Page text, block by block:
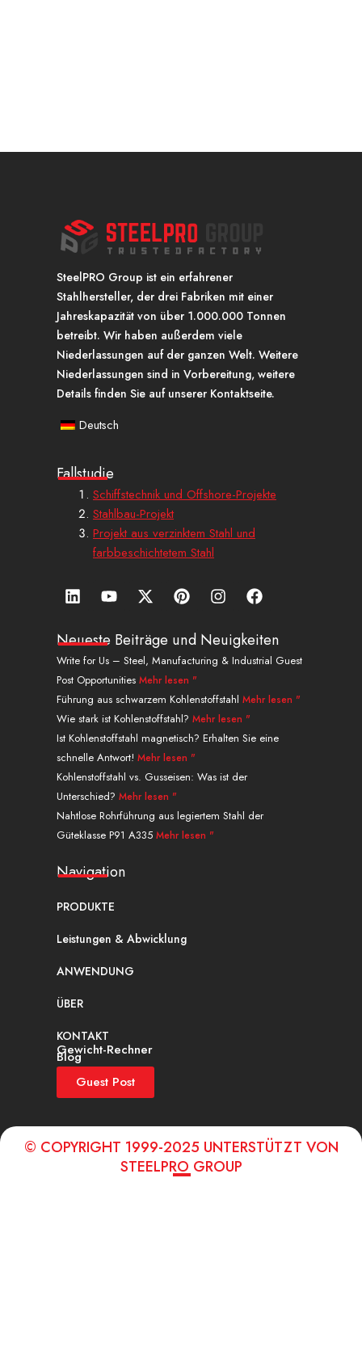
SteelPRO Group ist ein erfahrener
Stahlhersteller, der drei Fabriken mit einer
Jahreskapazität von über 1.000.000 Tonnen
betreibt. Wir haben außerdem viele
Niederlassungen auf der ganzen Welt. Weitere
Niederlassungen sind in Vorbereitung, weitere
Details finden Sie auf unserer Kontaktseite.
Deutsch
Fallstudie
Schiffstechnik und Offshore-Projekte
Stahlbau-Projekt
Projekt aus verzinktem Stahl und
farbbeschichtetem Stahl
L
i
k
e
d
i
n
Y
o
t
b
e
X
-
w
i
t
t
e
r
P
i
t
e
r
e
s
t
I
n
t
a
g
a
m
a
u
f
c
b
o
Neueste Beiträge und Neuigkeiten
Write for Us – Steel, Manufacturing & Industrial Guest
Post Opportunities Mehr lesen "
Führung aus schwarzem Kohlenstoffstahl Mehr lesen "
Wie stark ist Kohlenstoffstahl? Mehr lesen "
Ist Kohlenstoffstahl magnetisch? Erhalten Sie eine
schnelle Antwort! Mehr lesen "
Kohlenstoffstahl vs. Gusseisen: Was ist der
Unterschied? Mehr lesen "
Nahtlose Rohrführung aus legiertem Stahl der
Güteklasse P91 A335 Mehr lesen "
Navigation
PRODUKTE
Leistungen & Abwicklung
ANWENDUNG
ÜBER
KONTAKT
Gewicht-Rechner
Blog
Guest Post
© COPYRIGHT 1999-2025 UNTERSTÜTZT VON
STEELPRO GROUP